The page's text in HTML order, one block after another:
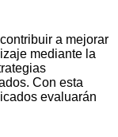
a mejorar
mediante la
Con esta
evaluarán